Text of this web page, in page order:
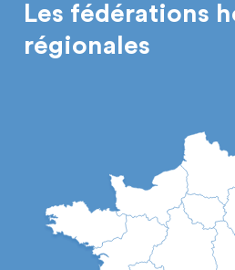
Les fédérations
régionales